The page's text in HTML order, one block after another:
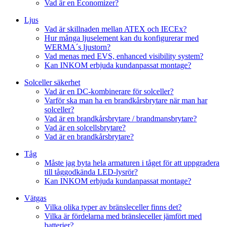
Vad är en Economizer?
Ljus
Vad är skillnaden mellan ATEX och IECEx?
Hur många ljuselement kan du konfigurerar med
WERMA´s ljustorn?
Vad menas med EVS, enhanced visibility system?
Kan INKOM erbjuda kundanpassat montage?
Solceller säkerhet
Vad är en DC-kombinerare för solceller?
Varför ska man ha en brandkårsbrytare när man har
solceller?
Vad är en brandkårsbrytare / brandmansbrytare?
Vad är en solcellsbrytare?
Vad är en brandkårsbrytare?
Tåg
Måste jag byta hela armaturen i tåget för att uppgradera
till tåggodkända LED-lysrör?
Kan INKOM erbjuda kundanpassat montage?
Vätgas
Vilka olika typer av bränsleceller finns det?
Vilka är fördelarna med bränsleceller jämfört med
batterier?